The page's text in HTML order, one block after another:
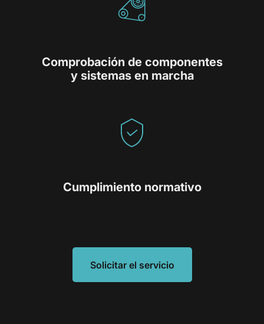
Comprobación de componentes
y sistemas en marcha
Cumplimiento normativo
Solicitar el servicio